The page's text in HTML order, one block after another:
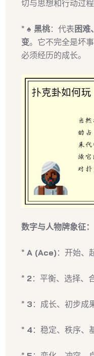
切与思想和行动过程
* ♠ 黑桃：代表 困难
变。它不完全是坏
必须经历的成长。
数字与人物牌象征：
* A (Ace) ：开始、
* 2 ：平衡、选择、
* 3 ：成长、初步成
* 4：稳定、秩序、